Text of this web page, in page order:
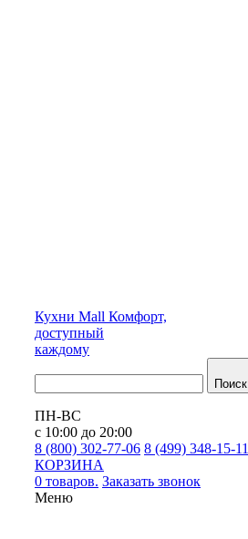
Кухни Mall Комфорт,
доступный
каждому
Поиск
ПН-ВС
с 10:00 до 20:00
8 (800) 302-77-06 8 (499) 348-15-11
КОРЗИНА
0 товаров. Заказать звонок
Меню